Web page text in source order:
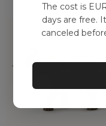
The cost is
days are free.
canceled